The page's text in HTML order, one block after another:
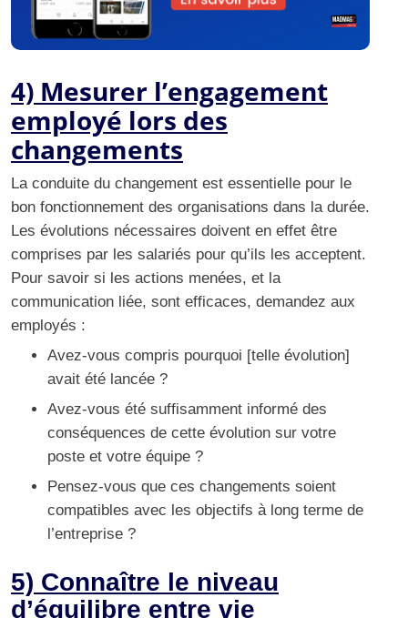
4) Mesurer l’engagement
employé lors des
changements
La conduite du changement est essentielle pour le
bon fonctionnement des organisations dans la durée.
Les évolutions nécessaires doivent en effet être
comprises par les salariés pour qu’ils les acceptent.
Pour savoir si les actions menées, et la
communication liée, sont efficaces, demandez aux
employés :
Avez-vous compris pourquoi [telle évolution]
avait été lancée ?
Avez-vous été suffisamment informé des
conséquences de cette évolution sur votre
poste et votre équipe ?
Pensez-vous que ces changements soient
compatibles avec les objectifs à long terme de
l’entreprise ?
5) Connaître le niveau
d’équilibre entre vie